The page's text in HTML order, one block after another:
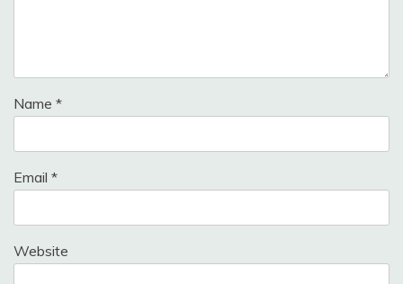
Name *
Email *
Website